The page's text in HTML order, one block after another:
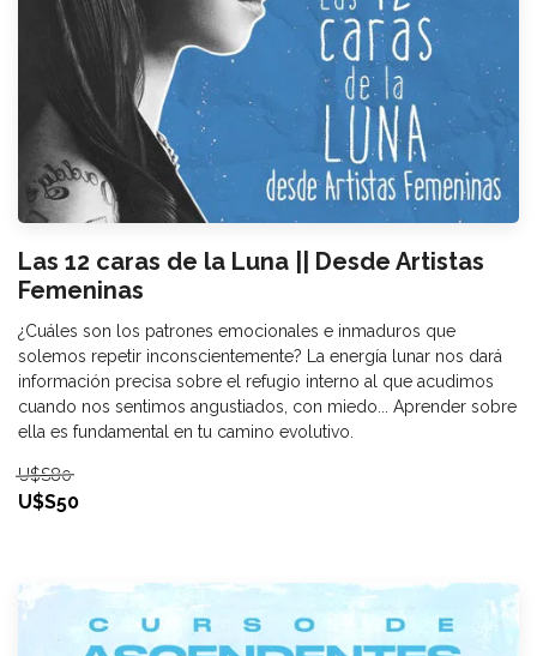
Las 12 caras de la Luna || Desde Artistas
Femeninas
¿Cuáles son los patrones emocionales e inmaduros que
solemos repetir inconscientemente? La energía lunar nos dará
información precisa sobre el refugio interno al que acudimos
cuando nos sentimos angustiados, con miedo... Aprender sobre
ella es fundamental en tu camino evolutivo.
U$S80
U$S50